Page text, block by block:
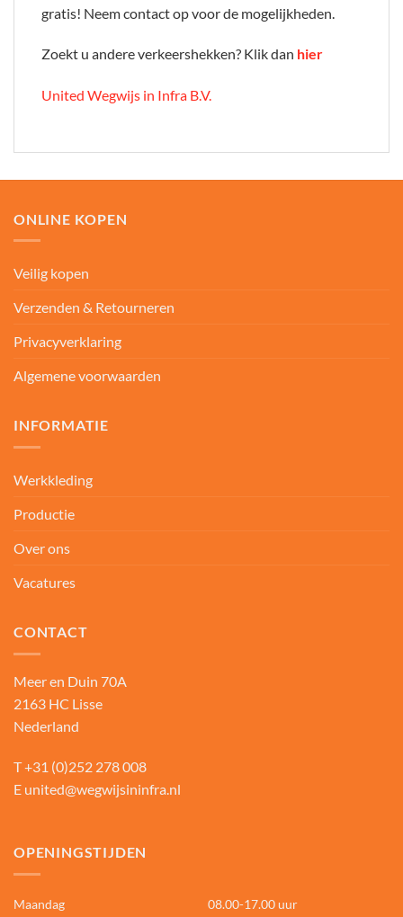
gratis! Neem contact op voor de mogelijkheden.
Zoekt u andere verkeershekken? Klik dan hier
United Wegwijs in Infra B.V.
ONLINE KOPEN
Veilig kopen
Verzenden & Retourneren
Privacyverklaring
Algemene voorwaarden
INFORMATIE
Werkkleding
Productie
Over ons
Vacatures
CONTACT
Meer en Duin 70A
2163 HC Lisse
Nederland
T+31 (0)252 278 008
E united@wegwijsininfra.nl
OPENINGSTIJDEN
Maandag 08.00-17.00 uur